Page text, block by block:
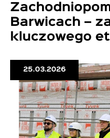
Barwicach –
kluczowego
25.03.2026